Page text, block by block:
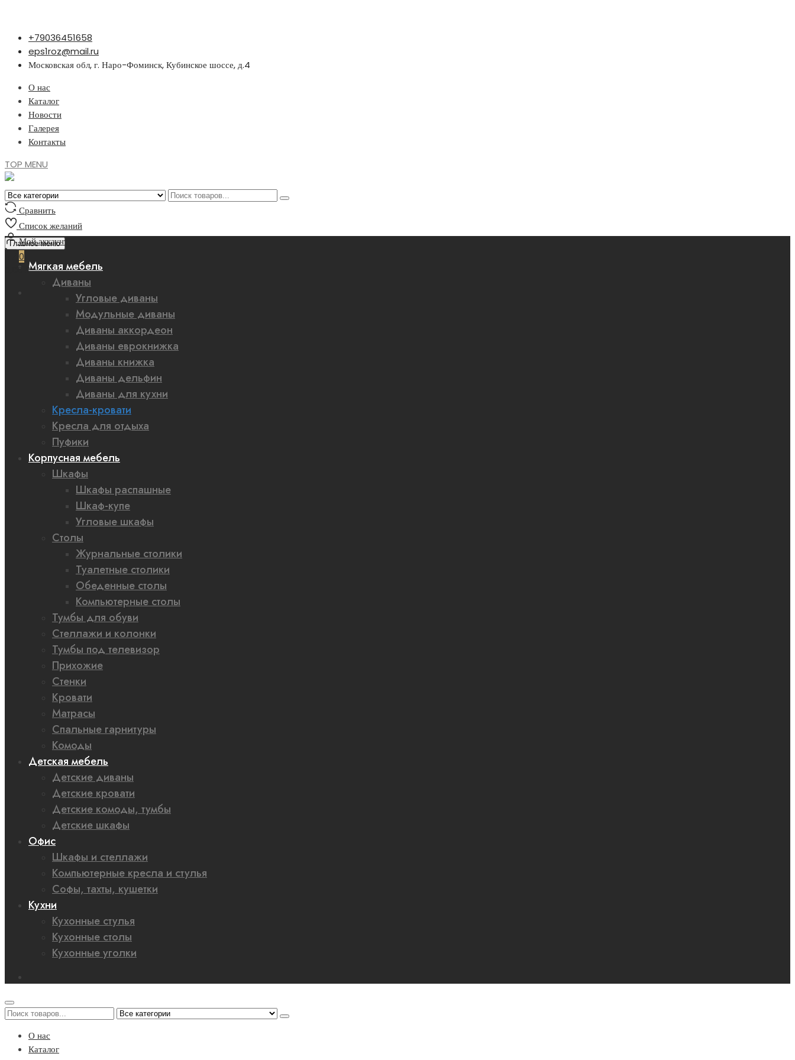
Перейти
содержимому
+79036451658
eps1roz@mail.ru
Московская обл, г. Наро-Фоминск, Кубинское шоссе, д.4
О нас
Каталог
Новости
Галерея
Контакты
TOP MENU
Сравнить
Список желаний
Мой аккаунт
0
0,00 ₽
Главное меню
Мягкая мебель
Диваны
Угловые диваны
Модульные диваны
Диваны аккордеон
Диваны еврокнижка
Диваны книжка
Диваны дельфин
Диваны для кухни
Кресла-кровати
Кресла для отдыха
Пуфики
Корпусная мебель
Шкафы
Шкафы распашные
Шкаф-купе
Угловые шкафы
Столы
Журнальные столики
Туалетные столики
Обеденные столы
Компьютерные столы
Тумбы для обуви
Стеллажи и колонки
Тумбы под телевизор
Прихожие
Стенки
Кровати
Матрасы
Спальные гарнитуры
Комоды
Детская мебель
Детские диваны
Детские кровати
Детские комоды, тумбы
Детские шкафы
Офис
Шкафы и стеллажи
Компьютерные кресла и стулья
Софы, тахты, кушетки
Кухни
Кухонные стулья
Кухонные столы
Кухонные уголки
О нас
Каталог